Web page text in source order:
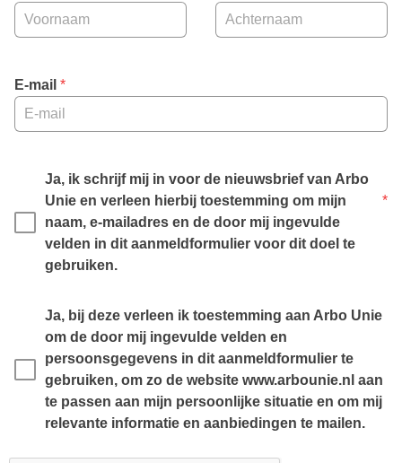
E-mail *
Ja, ik schrijf mij in voor de nieuwsbrief van Arbo
Unie en verleen hierbij toestemming om mijn
naam, e-mailadres en de door mij ingevulde
velden in dit aanmeldformulier voor dit doel te
gebruiken.
*
Ja, bij deze verleen ik toestemming aan Arbo Unie
om de door mij ingevulde velden en
persoonsgegevens in dit aanmeldformulier te
gebruiken, om zo de website www.arbounie.nl aan
te passen aan mijn persoonlijke situatie en om mij
relevante informatie en aanbiedingen te mailen.